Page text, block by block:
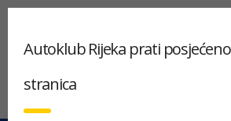
Autoklub Rijeka prati
stranica